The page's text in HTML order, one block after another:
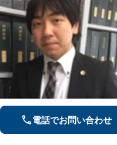
電話でお問い合わせ